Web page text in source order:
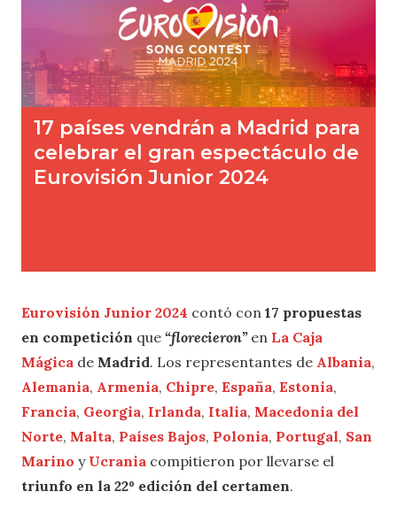
Eurovisión Junior 2024 contó con 17 propuestas
en competición que “florecieron”en La Caja
Mágica de Madrid. Los representantes de Albania,
Alemania, Armenia, Chipre, España, Estonia,
Francia, Georgia, Irlanda, Italia, Macedonia del
Norte, Malta, Países Bajos, Polonia, Portugal, San
Marino y Ucrania compitieron por llevarse el
triunfo en la 22º edición del certamen.